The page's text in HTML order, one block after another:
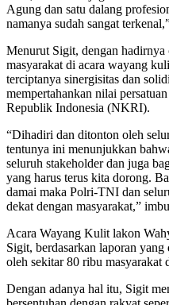
Agung dan satu dalang
namanya sudah sangat
Menurut Sigit, dengan
masyarakat di acara wayang
terciptanya sinergisitas dan
mempertahankan nilai
Republik Indonesia (NKRI).
“Dihadiri dan ditonton oleh
tentunya ini menunjukkan
seluruh stakeholder dan juga
yang harus terus kita dorong.
damai maka Polri-TNI dan
dekat dengan masyarakat,”
Acara Wayang Kulit lakon
Sigit, berdasarkan laporan
oleh sekitar 80 ribu masyarakat
Dengan adanya hal itu, Sigit